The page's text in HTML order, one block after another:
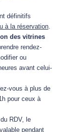
définitifs
à la réservation.
des vitrines
rendez-
ou
avant celui-
vous à plus de
pour ceux à
RDV, le
pendant